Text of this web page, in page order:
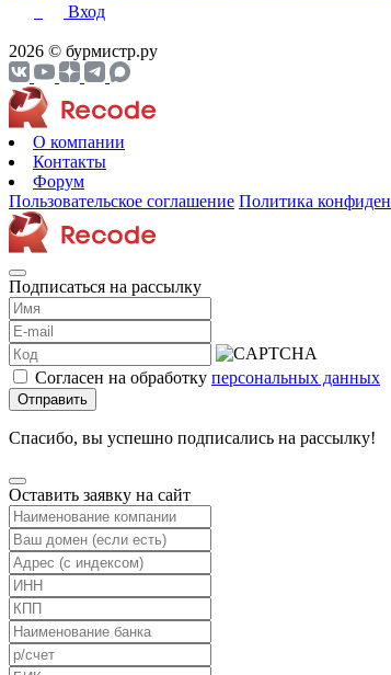
Вход
2026 © бурмистр.ру
О компании
Контакты
Форум
Пользовательское соглашение Политика
Подписаться на рассылку
Согласен на обработку персональных данных
Отправить
Спасибо, вы успешно подписались на рассылку!
Оставить заявку на сайт